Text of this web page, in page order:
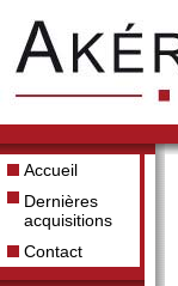
Accueil
Dernières
acquisitions
Contact